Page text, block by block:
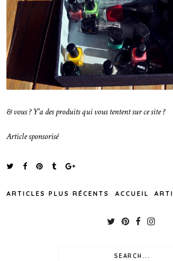
& vous ? Y'a des produits qui vous tentent sur ce site ?
Article sponsorisé
ARTICLES PLUS RÉCENTS ACCUEIL